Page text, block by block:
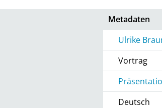
Metadaten
Ulrike
Vortrag
Deutsch